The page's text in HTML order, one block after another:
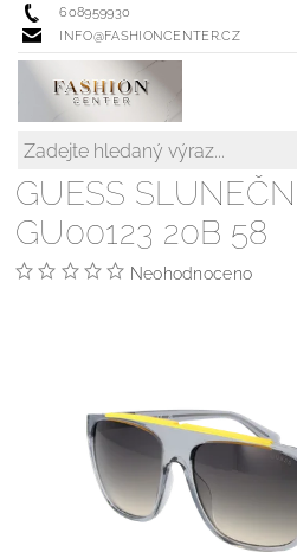
608959930
INFO@FASHIONCENTER.CZ
GUESS
GU00123 20B 58
Neohodnoceno